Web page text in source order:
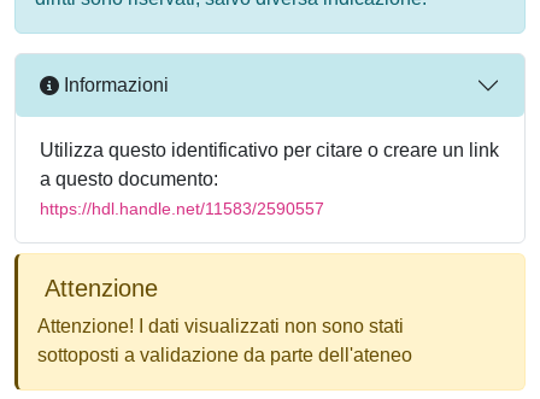
Informazioni
Utilizza questo identificativo per citare o creare un link
a questo documento:
https://hdl.handle.net/11583/2590557
Attenzione
Attenzione! I dati visualizzati non sono stati
sottoposti a validazione da parte dell'ateneo